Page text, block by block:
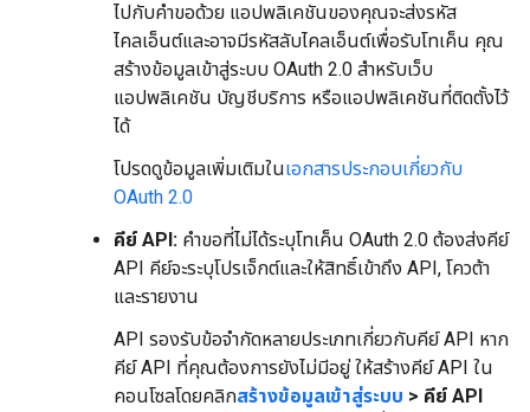
ไปกับคำขอด้วย แอปพลิเคชันของคุณจะส่งรหัส
ไคลเอ็นต์และอาจมีรหัสลับไคลเอ็นต์เพื่อรับโทเค็น คุณ
สร้างข้อมูลเข้าสู่ระบบ OAuth 2.0 สำหรับเว็บ
แอปพลิเคชัน บัญชีบริการ หรือแอปพลิเคชันที่ติดตั้งไว้
ได้
โปรดดูข้อมูลเพิ่มเติมในเอกสารประกอบเกี่ยวกับ
OAuth 2.0
คีย์ API: คำขอที่ไม่ได้ระบุโทเค็น OAuth 2.0 ต้องส่งคีย์
API คีย์จะระบุโปรเจ็กต์และให้สิทธิ์เข้าถึง API, โควต้า
และรายงาน
API รองรับข้อจำกัดหลายประเภทเกี่ยวกับคีย์ API หาก
คีย์ API ที่คุณต้องการยังไม่มีอยู่ ให้สร้างคีย์ API ใน
คอนโซลโดยคลิกสร้างข้อมูลเข้าสู่ระบบ > คีย์ API